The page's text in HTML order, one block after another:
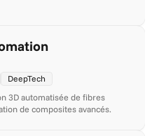
DeepTech
3D automatisée de fibres
de composites avancés.